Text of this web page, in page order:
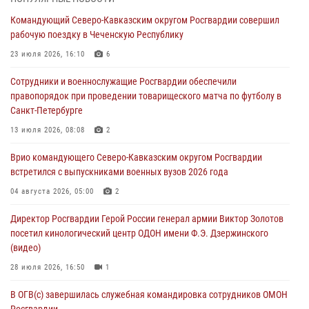
краеведения Луганской Народной Республики
09 августа 2026, 05:00
проходит в Сибири
09 августа 2026, 04:00 5
Росгвардейцы провели патриотическое занятие для детей на
08 августа 2026, 14:10 3
В ЛНР росгвардейцы провели тренировку по единоборствам для
08 августа 2026, 13:00
Командующий Северо-Кавказским округом Росгвардии совершил
рабочую поездку в Чеченскую Республику
23 июля 2026, 16:10 6
Сотрудники и военнослужащие Росгвардии обеспечили
правопорядок при проведении товарищеского матча по футболу в
Санкт-Петербурге
13 июля 2026, 08:08 2
Врио командующего Северо-Кавказским округом Росгвардии
встретился с выпускниками военных вузов 2026 года
04 августа 2026, 05:00 2
Директор Росгвардии Герой России генерал армии Виктор Золотов
посетил кинологический центр ОДОН имени Ф.Э. Дзержинского
(видео)
28 июля 2026, 16:50 1
В ОГВ(с) завершилась служебная командировка сотрудников ОМОН